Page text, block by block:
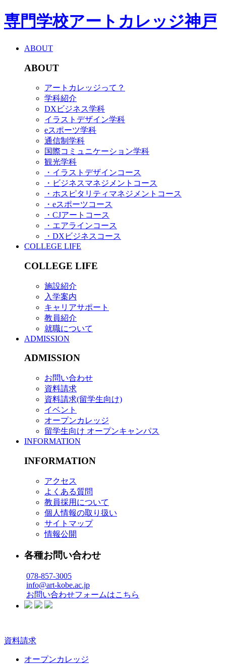
専門学校アートカレッジ神戸
ABOUT
ABOUT
アートカレッジって？
学科紹介
DXビジネス学科
イラストデザイン学科
eスポーツ学科
通信制学科
国際コミュニケーション学科
観光学科
・イラストデザインコース
・ビジネスマネジメントコース
・ホスピタリティマネジメントコース
・eスポーツコース
・CJアートコース
・エアラインコース
・DXビジネスコース
COLLEGE LIFE
COLLEGE LIFE
施設紹介
入学案内
キャリアサポート
教員紹介
就職について
ADMISSION
ADMISSION
お問い合わせ
資料請求
資料請求(留学生向け)
イベント
オープンカレッジ
留学生向け オープンキャンパス
INFORMATION
INFORMATION
アクセス
よくある質問
教員採用について
個人情報の取り扱い
サイトマップ
情報公開
各種お問い合わせ
078-857-3005
info@art-kobe.ac.jp
お問い合わせフォームはこちら
資料請求
オープンカレッジ